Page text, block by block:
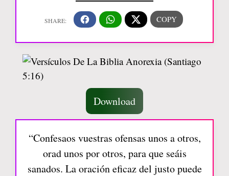
Download
“Confesaos vuestras ofensas unos a otros,
orad unos por otros, para que seáis
sanados. La oración eficaz del justo puede